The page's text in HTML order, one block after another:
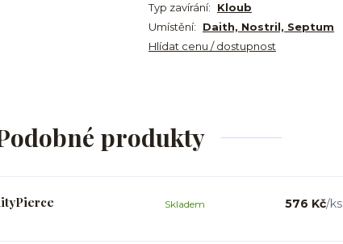
Typ zavírání:
Kloub
Umístění:
Daith, Nostril, Septum
Hlídat cenu / dostupnost
produkty
576 Kč/ks
Skladem